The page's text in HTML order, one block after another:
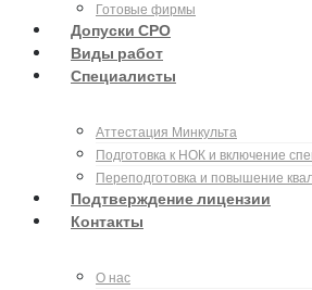
Готовые фирмы
Допуски СРО
Виды работ
Специалисты
Аттестация Минкульта
Подготовка к НОК и включение
Переподготовка и повышение
Подтверждение лицензии
Контакты
О нас